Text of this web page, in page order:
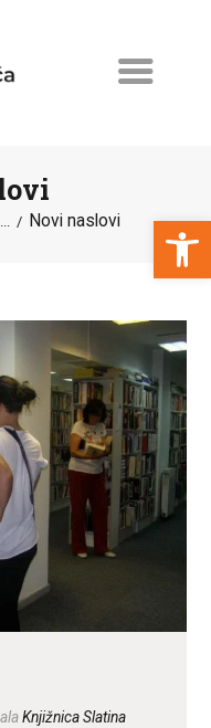
Open toolbar
... Novi naslovi
Knjižnica Slatina